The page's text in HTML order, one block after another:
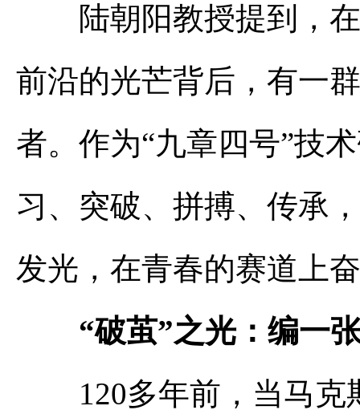
陆朝阳教授提到，在
前沿的光芒背后，有一
者。作为“九章四号”技
习、突破、拼搏、传承
发光，在青春的赛道上
“破茧”之光：编一张
120多年前，当马克